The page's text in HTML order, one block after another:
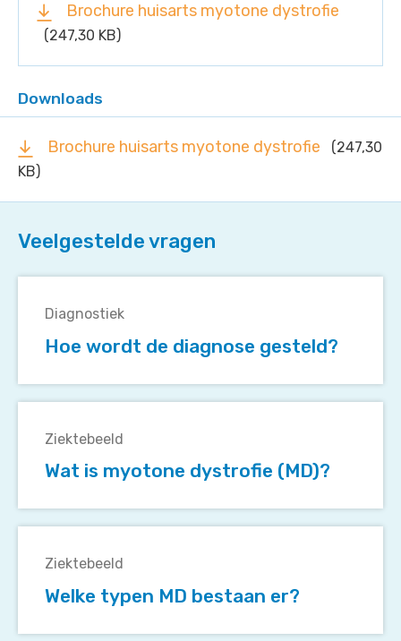
Brochure huisarts myotone dystrofie
(247,30 KB)
Downloads
Brochure huisarts myotone dystrofie
(247,30
KB)
Veelgestelde vragen
wordt
diagnose
Diagnostiek
Hoe wordt de diagnose gesteld?
dystrofie
Ziektebeeld
Wat is myotone dystrofie (MD)?
typen
bestaan
Ziektebeeld
Welke typen MD bestaan er?